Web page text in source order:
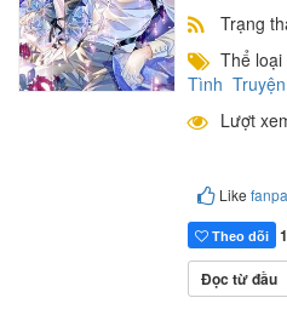
Trạng
Thể loại
Tình
Lượt
Like
Theo dõi 1
Đọc từ đầu